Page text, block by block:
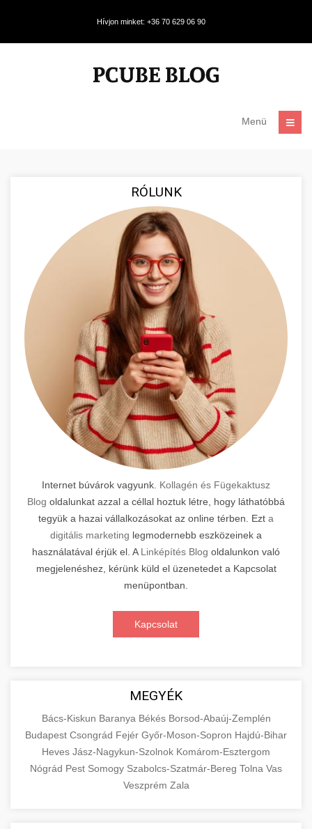
Hívjon minket: +36 70 629 06 90
Menü
RÓLUNK
Internet búvárok vagyunk. Kollagén és Fügekaktusz
Blog oldalunkat azzal a céllal hoztuk létre, hogy láthatóbbá
tegyük a hazai vállalkozásokat az online térben. Ezt a
digitális marketing legmodernebb eszközeinek a
használatával érjük el. A Linképítés Blog oldalunkon való
megjelenéshez, kérünk küld el üzenetedet a Kapcsolat
menüpontban.
Kapcsolat
MEGYÉK
Bács-Kiskun Baranya Békés Borsod-Abaúj-Zemplén
Budapest Csongrád Fejér Győr-Moson-Sopron Hajdú-Bihar
Heves Jász-Nagykun-Szolnok Komárom-Esztergom
Nógrád Pest Somogy Szabolcs-Szatmár-Bereg Tolna Vas
Veszprém Zala